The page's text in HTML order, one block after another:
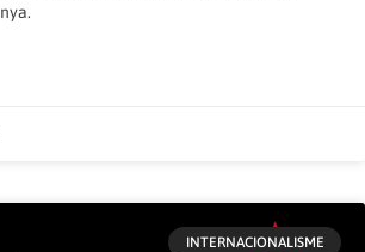
INTERNACIONALISME